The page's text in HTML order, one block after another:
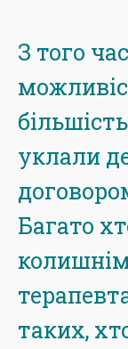
З того
уклали
Багато
таких,